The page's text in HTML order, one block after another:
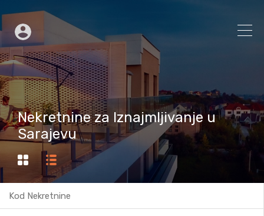
Nekretnine za Iznajmljivanje u
Sarajevu